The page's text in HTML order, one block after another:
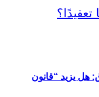
هل يزيد “قانون